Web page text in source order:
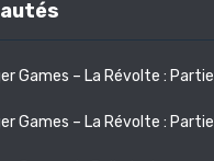
Games – La Révolte : Partie
Games – La Révolte : Partie